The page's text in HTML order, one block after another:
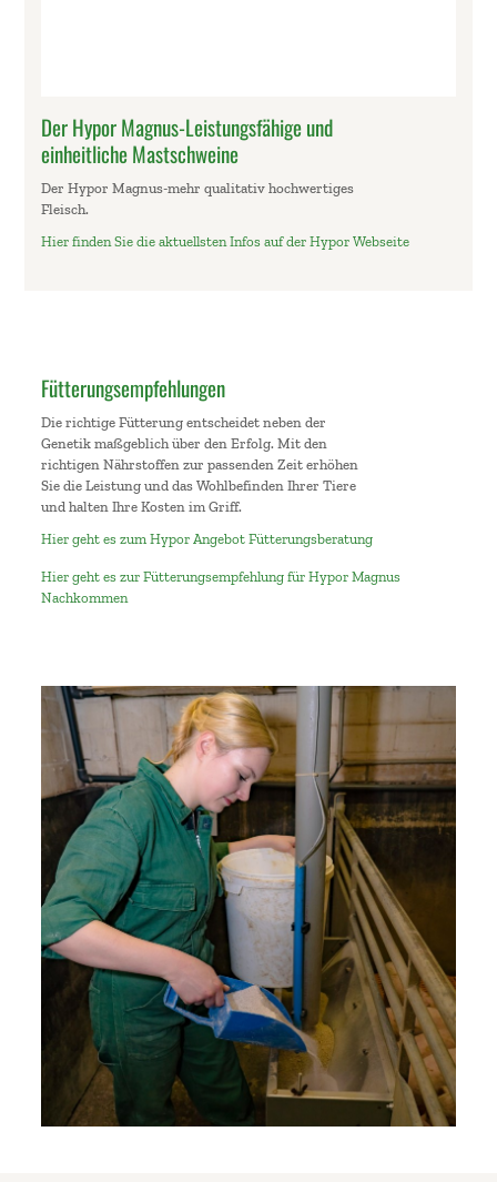
Der Hypor Magnus-Leistungsfähige und
einheitliche Mastschweine
Der Hypor Magnus-mehr qualitativ hochwertiges
Fleisch.
Hier finden Sie die aktuellsten Infos auf der Hypor Webseite
Fütterungsempfehlungen
Die richtige Fütterung entscheidet neben der
Genetik maßgeblich über den Erfolg. Mit den
richtigen Nährstoffen zur passenden Zeit erhöhen
Sie die Leistung und das Wohlbefinden Ihrer Tiere
und halten Ihre Kosten im Griff.
Hier geht es zum Hypor Angebot Fütterungsberatung
Hier geht es zur Fütterungsempfehlung für Hypor Magnus
Nachkommen